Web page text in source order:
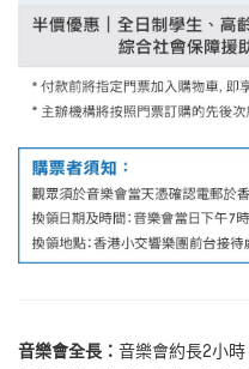
音樂會全長： 音樂會約長2小